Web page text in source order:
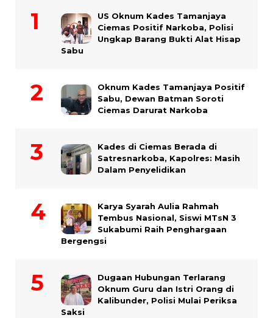
US Oknum Kades Tamanjaya
Ciemas Positif Narkoba, Polisi
Ungkap Barang Bukti Alat Hisap
Sabu
Oknum Kades Tamanjaya Positif
Sabu, Dewan Batman Soroti
Ciemas Darurat Narkoba
Kades di Ciemas Berada di
Satresnarkoba, Kapolres: Masih
Dalam Penyelidikan
Karya Syarah Aulia Rahmah
Tembus Nasional, Siswi MTsN 3
Sukabumi Raih Penghargaan
Bergengsi
Dugaan Hubungan Terlarang
Oknum Guru dan Istri Orang di
Kalibunder, Polisi Mulai Periksa
Saksi